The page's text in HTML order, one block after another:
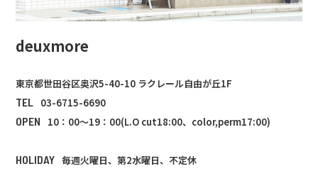
deuxmore
東京都世田谷区奥沢5-40-10 ラクレール自由が丘1F
TEL 03-6715-6690
OPEN
10：00～19：00(L.O cut18:00、color,perm17:00)
HOLIDAY 毎週火曜日、第2水曜日、不定休